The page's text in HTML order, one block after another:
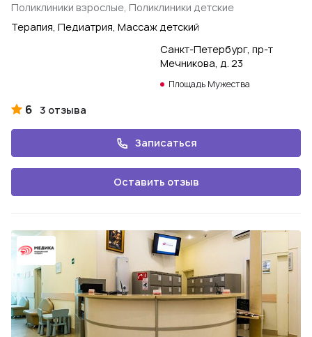
Поликлиники взрослые, Поликлиники детские
Терапия, Педиатрия, Массаж детский
Санкт-Петербург, пр-т
Мечникова, д. 23
Площадь Мужества
6 3 отзыва
Записаться
Оставить отзыв